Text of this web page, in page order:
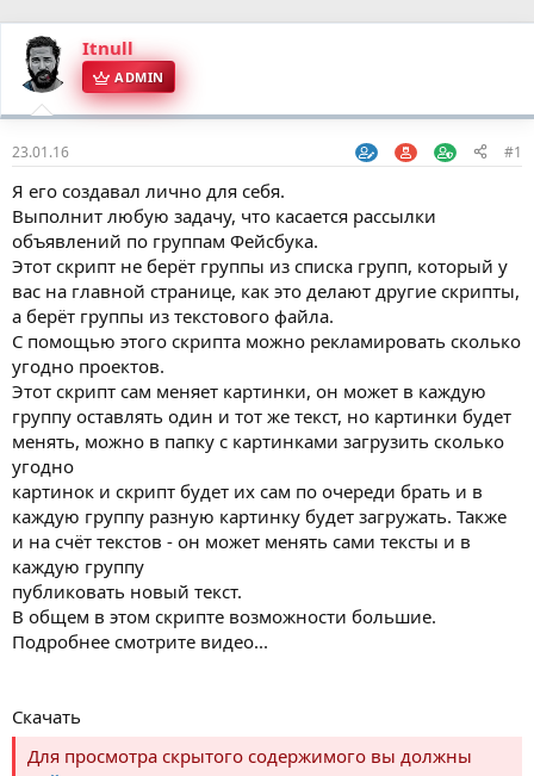
Itnull
ADMIN
23.01.16 #1
Я его создавал лично для себя.
Выполнит любую задачу, что касается рассылки
объявлений по группам Фейсбука.
Этот скрипт не берёт группы из списка групп, который у
вас на главной странице, как это делают другие скрипты,
а берёт группы из текстового файла.
С помощью этого скрипта можно рекламировать сколько
угодно проектов.
Этот скрипт сам меняет картинки, он может в каждую
группу оставлять один и тот же текст, но картинки будет
менять, можно в папку с картинками загрузить сколько
угодно
картинок и скрипт будет их сам по очереди брать и в
каждую группу разную картинку будет загружать. Также
и на счёт текстов - он может менять сами тексты и в
каждую группу
публиковать новый текст.
В общем в этом скрипте возможности большие.
Подробнее смотрите видео...
Скачать
Для просмотра скрытого содержимого вы должны